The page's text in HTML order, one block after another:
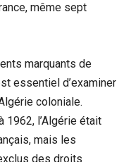
même sept
marquants de
essentiel d’examiner
coloniale.
1962, l’Algérie était
mais les
des droits